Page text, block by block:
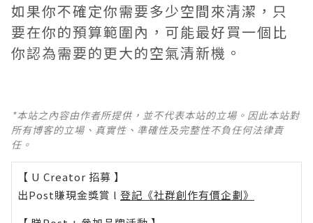
如果你不確定你需要多少空間來清潔，只
要在你的預算範圍內，可能最好買一個比
你認為需要的更大的空氣清新機。
*本站之內容由作者所提供，並不代表本站的立場。因此本站對
所有博客的立場、真實性、準確性及完整性不負任何法律責
任。
【 U Creator 招募 】
出Post賺現金獎賞 l 登記《社群創作有價企劃》